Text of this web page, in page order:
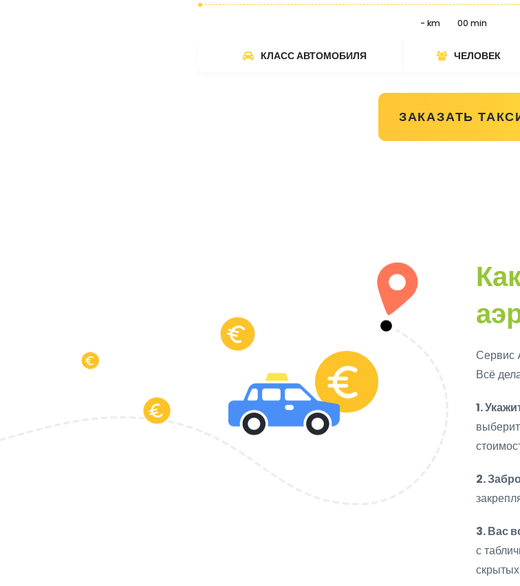
- km 00 min
КЛАСС АВТОМОБИЛЯ ЧЕЛОВЕК
ЗАКАЗАТЬ
Сервис
Всё
1.
2.
3. Вас
с